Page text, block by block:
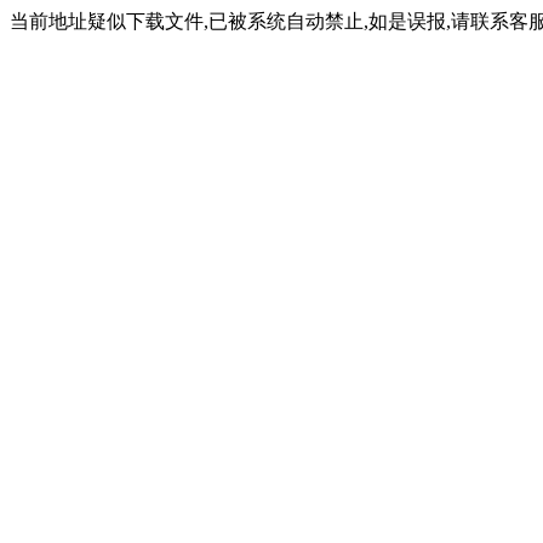
当前地址疑似下载文件,已被系统自动禁止,如是误报,请联系客